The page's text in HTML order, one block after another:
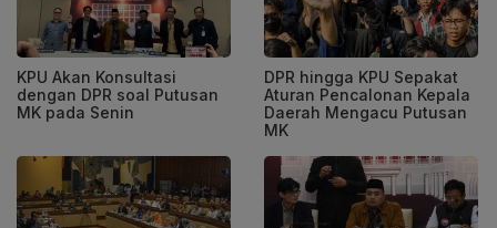
KPU Akan Konsultasi
dengan DPR soal Putusan
MK pada Senin
DPR hingga KPU Sepakat
Aturan Pencalonan Kepala
Daerah Mengacu Putusan
MK